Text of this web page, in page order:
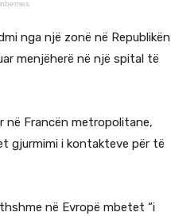
nga një zonë në Republikën
menjëherë në një spital të
Francën metropolitane,
gjurmimi i kontakteve për të
në Evropë mbetet “i